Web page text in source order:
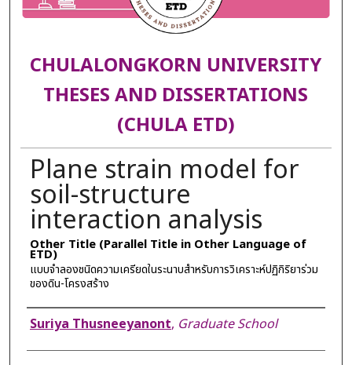
CHULALONGKORN UNIVERSITY
THESES AND DISSERTATIONS
(CHULA ETD)
Plane strain model for
soil-structure
interaction analysis
Other Title (Parallel Title in Other Language of
ETD)
แบบจำลองชนิดความเครียดในระนาบสำหรับการวิเคราะห์ปฏิกิริยาร่วม
ของดิน-โครงสร้าง
Author
Suriya Thusneeyanont, Graduate School